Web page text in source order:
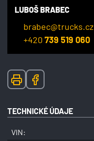
LUBOŠ BRABEC
brabec@trucks.cz
+420739 519 060
TECHNICKÉ ÚDAJE
VIN: